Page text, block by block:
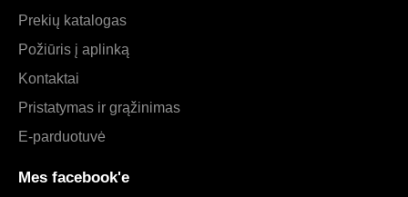
Prekių katalogas
Požiūris į aplinką
Kontaktai
Pristatymas ir grąžinimas
E-parduotuvė
Mes facebook'e